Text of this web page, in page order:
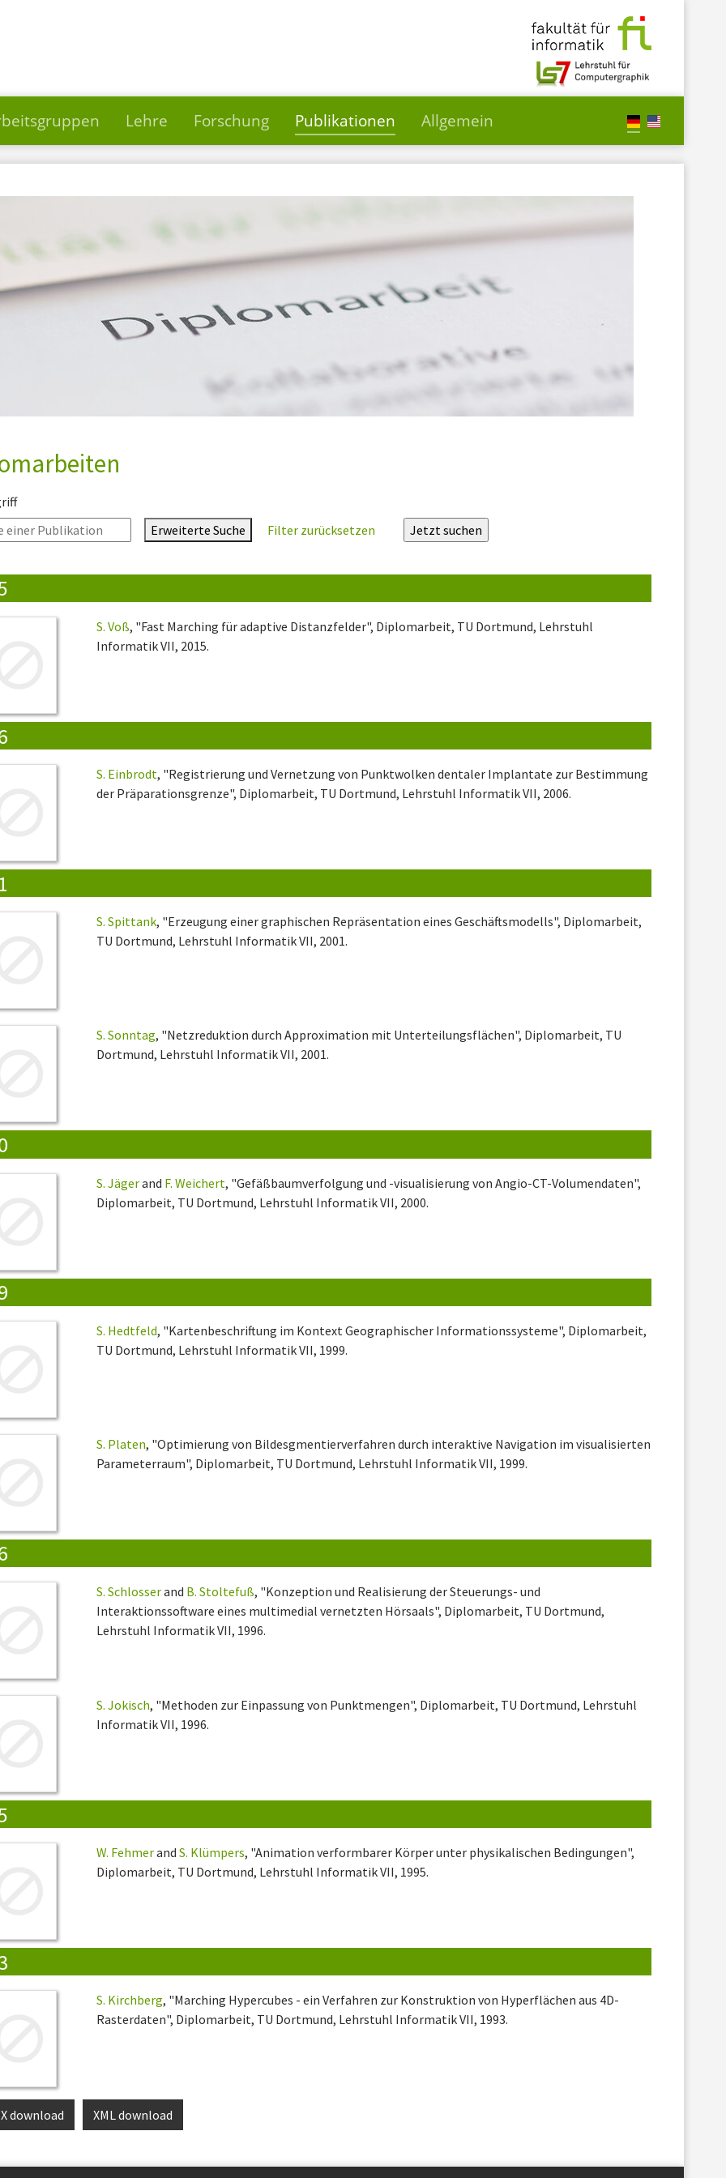
Lehre Forschung Publikationen Allgemein
Erweiterte Suche
Filter zurücksetzen
S. Voß, "Fast Marching für adaptive Distanzfelder", Diplomarbeit, TU Dortmund, Lehrstuhl
Informatik VII, 2015.
S. Einbrodt, "Registrierung und Vernetzung von Punktwolken dentaler Implantate zur Bestimmung
der Präparationsgrenze", Diplomarbeit, TU Dortmund, Lehrstuhl Informatik VII, 2006.
S. Spittank, "Erzeugung einer graphischen Repräsentation eines Geschäftsmodells", Diplomarbeit,
TU Dortmund, Lehrstuhl Informatik VII, 2001.
S. Sonntag, "Netzreduktion durch Approximation mit Unterteilungsflächen", Diplomarbeit, TU
Dortmund, Lehrstuhl Informatik VII, 2001.
S. Jägerand F. Weichert, "Gefäßbaumverfolgung und -visualisierung von Angio-CT-Volumendaten",
Diplomarbeit, TU Dortmund, Lehrstuhl Informatik VII, 2000.
S. Hedtfeld, "Kartenbeschriftung im Kontext Geographischer Informationssysteme", Diplomarbeit,
TU Dortmund, Lehrstuhl Informatik VII, 1999.
S. Platen, "Optimierung von Bildesgmentierverfahren durch interaktive Navigation im visualisierten
Parameterraum", Diplomarbeit, TU Dortmund, Lehrstuhl Informatik VII, 1999.
S. Schlosserand B. Stoltefuß, "Konzeption und Realisierung der Steuerungs- und
Interaktionssoftware eines multimedial vernetzten Hörsaals", Diplomarbeit, TU Dortmund,
Lehrstuhl Informatik VII, 1996.
S. Jokisch, "Methoden zur Einpassung von Punktmengen", Diplomarbeit, TU Dortmund, Lehrstuhl
Informatik VII, 1996.
W. FehmerandS. Klümpers, "Animation verformbarer Körper unter physikalischen Bedingungen",
Diplomarbeit, TU Dortmund, Lehrstuhl Informatik VII, 1995.
S. Kirchberg, "Marching Hypercubes - ein Verfahren zur Konstruktion von Hyperflächen aus 4D-
Rasterdaten", Diplomarbeit, TU Dortmund, Lehrstuhl Informatik VII, 1993.
download XML download